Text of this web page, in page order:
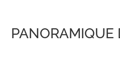
PANORAMIQUE